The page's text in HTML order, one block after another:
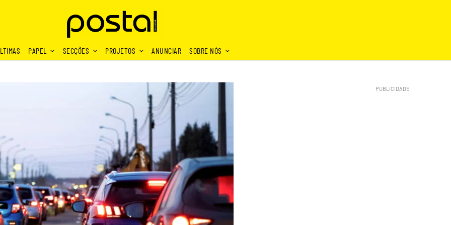
PAPEL SECÇÕES PROJETOS ANUNCIAR SOBRE NÓS